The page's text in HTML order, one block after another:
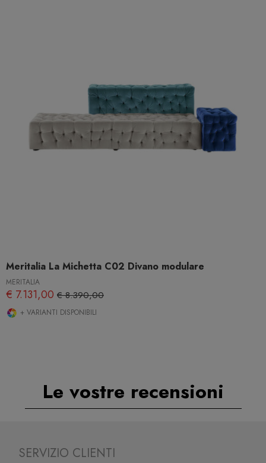
Meritalia La Michetta C02 Divano modulare
MERITALIA
€ 7.131,00 € 8.390,00
+ VARIANTI DISPONIBILI
Le vostre recensioni
SERVIZIO CLIENTI